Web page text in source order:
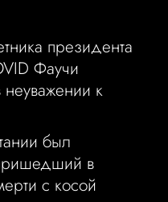
президента
Фаучи
к
был
в
с косой